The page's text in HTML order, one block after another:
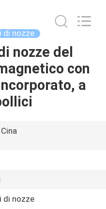
di nozze
nozze del
con
a
di nozze